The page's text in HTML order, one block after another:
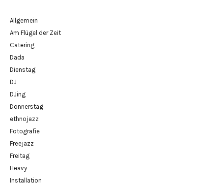
Allgemein
Am Flügel der Zeit
Catering
Dada
Dienstag
DJ
DJing
Donnerstag
ethnojazz
Fotografie
Freejazz
Freitag
Heavy
Installation